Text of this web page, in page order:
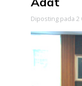
Diposting pada 2